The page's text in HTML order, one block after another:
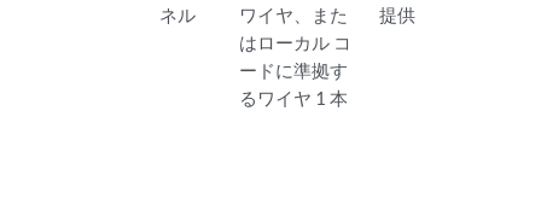
ネル
ワイヤ、また
はローカル コ
ードに準拠す
るワイヤ 1 本
提供